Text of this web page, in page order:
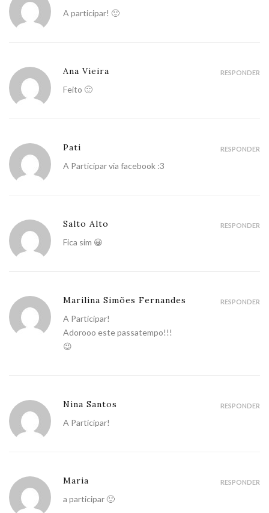
A participar! 🙂
Ana Vieira
Feito 🙂
RESPONDER
Pati
A Participar via facebook :3
RESPONDER
Salto Alto
Fica sim 😀
RESPONDER
Marilina Simões Fernandes
A Participar!
Adorooo este passatempo!!!
😉
RESPONDER
Nina Santos
A Participar!
RESPONDER
Maria
a participar 🙂
RESPONDER